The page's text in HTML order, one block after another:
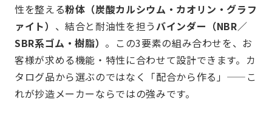
性を整える粉体（炭酸カルシウム・カオリン・グラフ
ァイト） 、結合と耐油性を担う バインダー（NBR／
SBR系ゴム・樹脂） 。この3要素の組み合わせを、お
客様が求める機能・特性に合わせて設計できます。カ
タログ品から選ぶのではなく「配合から作る」——こ
れが抄造メーカーならではの強みです。